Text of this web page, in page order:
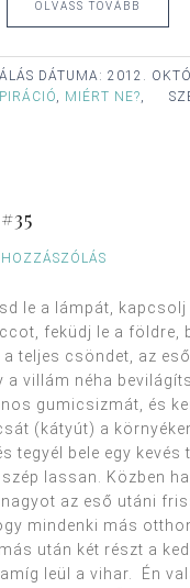
OLVASS TOVÁBB
DÁTUMA: 2012.
, MIÉRT NE?,
le a lámpát, kapcsolj
feküdj le a földre,
a teljes csöndet, az
a villám néha
gumicsizmát, és
(kátyút) a
tegyél bele egy kevés
lassan. Közben
az eső utáni
mindenki más
után két részt a
leül a vihar. Én